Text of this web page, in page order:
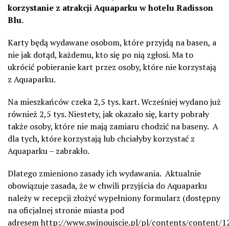
korzystanie z atrakcji Aquaparku w hotelu Radisson
Blu.
Karty będą wydawane osobom, które przyjdą na basen, a
nie jak dotąd, każdemu, kto się po nią zgłosi. Ma to
ukrócić pobieranie kart przez osoby, które nie korzystają
z Aquaparku.
Na mieszkańców czeka 2,5 tys. kart. Wcześniej wydano już
również 2,5 tys. Niestety, jak okazało się, karty pobrały
także osoby, które nie mają zamiaru chodzić na baseny. A
dla tych, które korzystają lub chciałyby korzystać z
Aquaparku – zabrakło.
Dlatego zmieniono zasady ich wydawania. Aktualnie
obowiązuje zasada, że w chwili przyjścia do Aquaparku
należy w recepcji złożyć wypełniony formularz (dostępny
na oficjalnej stronie miasta pod
adresemhttp://www.swinoujscie.pl/pl/contents/content/